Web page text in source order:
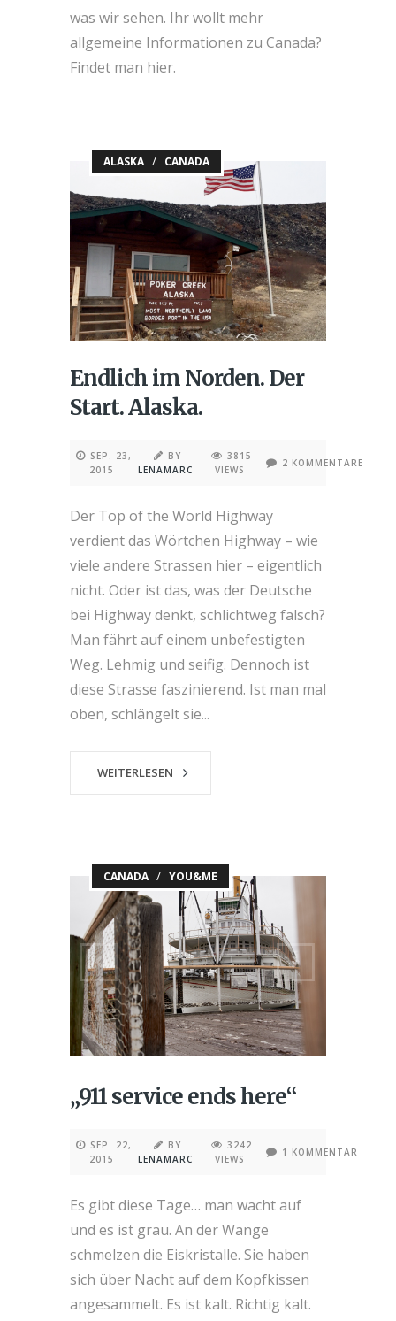
was wir sehen. Ihr wollt mehr
allgemeine Informationen zu Canada?
Findet man hier.
ALASKA / CANADA
Endlich im Norden. Der
Start. Alaska.
SEP. 23,
2015
BY
LENAMARC
3815
VIEWS
2 KOMMENTARE
Der Top of the World Highway
verdient das Wörtchen Highway – wie
viele andere Strassen hier – eigentlich
nicht. Oder ist das, was der Deutsche
bei Highway denkt, schlichtweg falsch?
Man fährt auf einem unbefestigten
Weg. Lehmig und seifig. Dennoch ist
diese Strasse faszinierend. Ist man mal
oben, schlängelt sie...
WEITERLESEN
CANADA / YOU&ME
„911 service ends here“
SEP. 22,
2015
BY
LENAMARC
3242
VIEWS
1 KOMMENTAR
Es gibt diese Tage… man wacht auf
und es ist grau. An der Wange
schmelzen die Eiskristalle. Sie haben
sich über Nacht auf dem Kopfkissen
angesammelt. Es ist kalt. Richtig kalt.